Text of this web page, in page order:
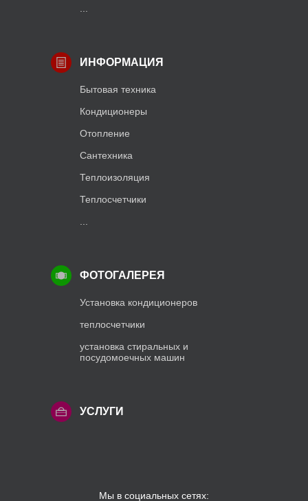
ИНФОРМАЦИЯ
Бытовая техника
Кондиционеры
Отопление
Сантехника
Теплоизоляция
Теплосчетчики
ФОТОГАЛЕРЕЯ
Установка кондиционеров
теплосчетчики
установка стиральных и
посудомоечных машин
УСЛУГИ
Мы в социальных сетях: